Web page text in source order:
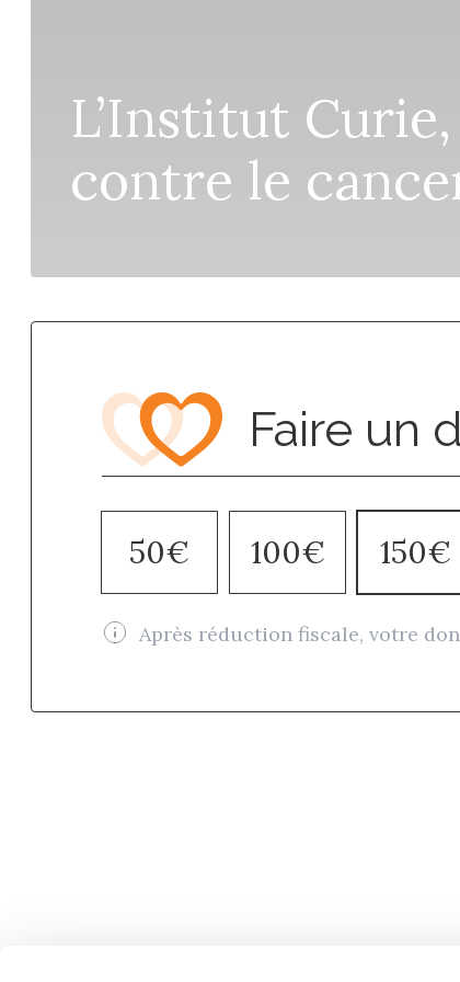
L’Institut
contre le
Faire un
50€ 100€ 150€
Après réduction fiscale, votre